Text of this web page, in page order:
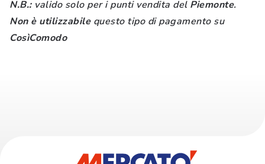
N.B.:valido solo per i punti vendita delPiemonte.
Non è utilizzabilequesto tipo di pagamento su
CosìComodo